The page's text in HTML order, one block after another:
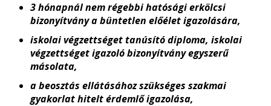
3 hónapnál nem régebbi hatósági erkölcsi
bizonyítvány a büntetlen előélet igazolására,
iskolai végzettséget tanúsító diploma, iskolai
végzettséget igazoló bizonyítvány egyszerű
másolata,
a beosztás ellátásához szükséges szakmai
gyakorlat hitelt érdemlő igazolása,